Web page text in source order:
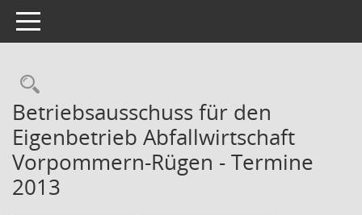
Toggle navigation
Rechercheauswahl
Betriebsausschuss für den
Eigenbetrieb Abfallwirtschaft
Vorpommern-Rügen - Termine
2013